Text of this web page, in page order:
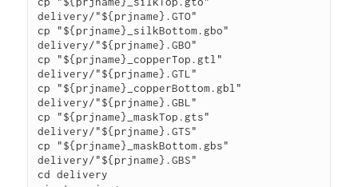
delivery/"${prjname}.GTO"
cp "${prjname}_silkBottom.gbo"
delivery/"${prjname}.GBO"
cp "${prjname}_copperTop.gtl"
delivery/"${prjname}.GTL"
cp "${prjname}_copperBottom.gbl"
delivery/"${prjname}.GBL"
cp "${prjname}_maskTop.gts"
delivery/"${prjname}.GTS"
cp "${prjname}_maskBottom.gbs"
delivery/"${prjname}.GBS"
cd delivery